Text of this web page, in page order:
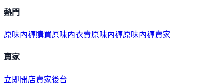
熱門
原味內褲購買原味內衣賣原味內褲原味內褲賣家
賣家
立即開店賣家後台